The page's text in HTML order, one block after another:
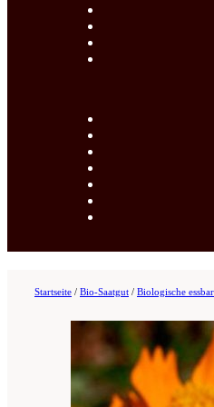
Startseite / Bio-Saatgut / Biologische